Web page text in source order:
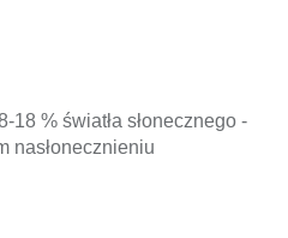
18 % światła słonecznego -
nasłonecznieniu